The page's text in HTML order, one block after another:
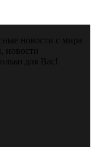
новости с мира
новости
для Вас!